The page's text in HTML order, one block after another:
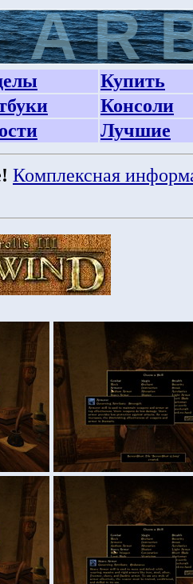
Купить
Консоли
Лучшие
Комплексная